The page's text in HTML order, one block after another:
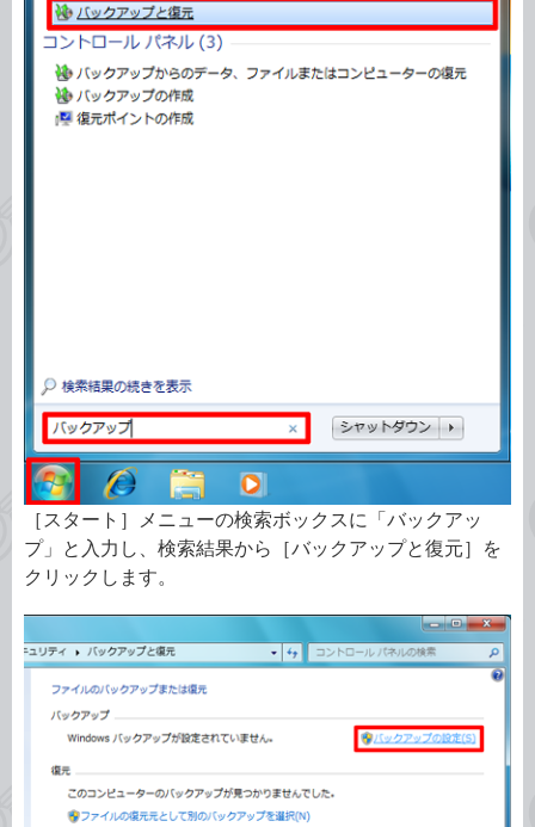
［スタート］メニューの検索ボックスに「バックアッ
プ」と入力し、検索結果から［バックアップと復元］を
クリックします。